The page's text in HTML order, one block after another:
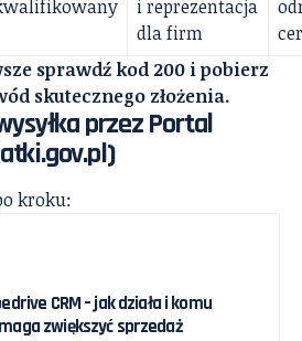
i reprezentacja
dla firm
sprawdź kod 200 i pobierz
skutecznego złożenia.
przez Portal
kroku:
CRM – jak działa i komu
zwiększyć sprzedaż